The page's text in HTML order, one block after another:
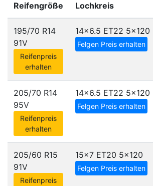
Reifengröße
Lochkreis
195/70 R14
91V
Reifenpreis
erhalten
14x6.5 ET22 5x120
Felgen Preis erhalten
205/70 R14
95V
Reifenpreis
erhalten
14x6.5 ET22 5x120
Felgen Preis erhalten
205/60 R15
91V
Reifenpreis
15x7 ET20 5x120
Felgen Preis erhalten